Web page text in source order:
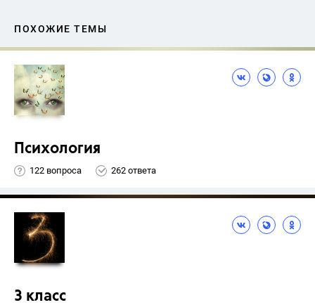
ПОХОЖИЕ ТЕМЫ
Психология
122 вопроса 262 ответа
3 класс